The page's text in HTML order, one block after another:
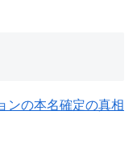
ンの本名確定の真相